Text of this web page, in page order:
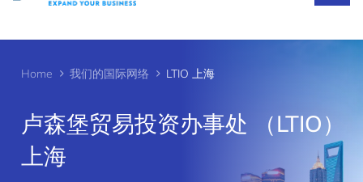
Home 我们的国际网络 LTIO 上海
卢森堡贸易投资办事处 （LTIO）
上海